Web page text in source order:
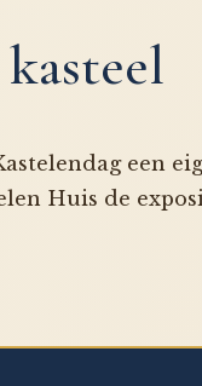
een
Huis de